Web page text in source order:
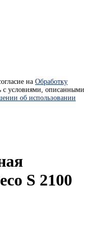
на Обработку
с условиями, описанными
об использовании
S 2100